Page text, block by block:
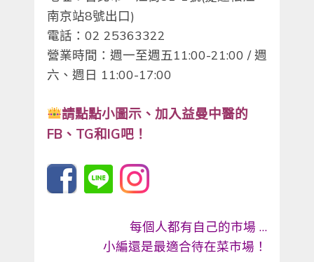
南京站8號出口)
電話：02 25363322
營業時間：週一至週五11:00-21:00 / 週
六、週日 11:00-17:00
請點點小圖示、 加入益曼中醫的
FB、TG和IG吧！
每個人都有自己的市場 …
小編還是最適合待在菜市場！